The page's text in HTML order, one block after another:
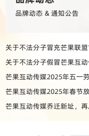
品牌动态 & 通知公告
芒果互动传媒2025年五一
芒果互动传媒2025年春节
芒果互动传媒乔迁新址，